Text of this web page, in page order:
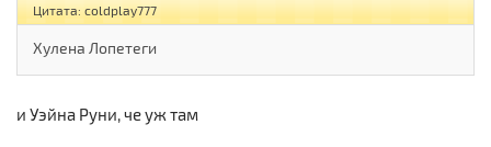
Цитата: coldplay777
Хулена Лопетеги
и Уэйна Руни, че уж там